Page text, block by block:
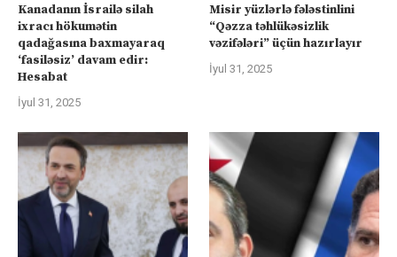
Kanadanın İsrailə silah
ixracı hökumətin
qadağasına baxmayaraq
‘fasiləsiz’ davam edir:
Hesabat
İyul 31, 2025
Misir yüzlərlə fələstinlini
“Qəzza təhlükəsizlik
vəzifələri” üçün hazırlayır
İyul 31, 2025